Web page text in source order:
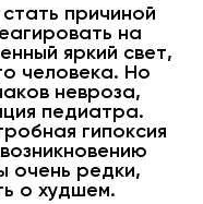
причиной
на
яркий свет,
человека. Но
невроза,
педиатра.
гипоксия
очень редки,
о худшем.